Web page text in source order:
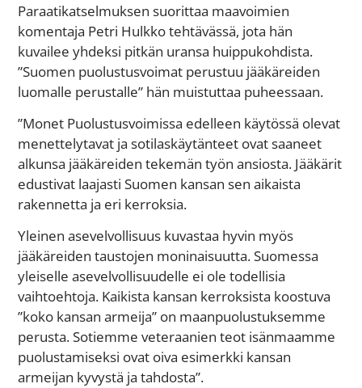
Paraatikatselmuksen suorittaa maavoimien
komentaja Petri Hulkko tehtävässä, jota hän
kuvailee yhdeksi pitkän uransa huippukohdista.
”Suomen puolustusvoimat perustuu jääkäreiden
luomalle perustalle” hän muistuttaa puheessaan.
”Monet Puolustusvoimissa edelleen käytössä olevat
menettelytavat ja sotilaskäytänteet ovat saaneet
alkunsa jääkäreiden tekemän työn ansiosta. Jääkärit
edustivat laajasti Suomen kansan sen aikaista
rakennetta ja eri kerroksia.
Yleinen asevelvollisuus kuvastaa hyvin myös
jääkäreiden taustojen moninaisuutta. Suomessa
yleiselle asevelvollisuudelle ei ole todellisia
vaihtoehtoja. Kaikista kansan kerroksista koostuva
”koko kansan armeija” on maanpuolustuksemme
perusta. Sotiemme veteraanien teot isänmaamme
puolustamiseksi ovat oiva esimerkki kansan
armeijan kyvystä ja tahdosta”.